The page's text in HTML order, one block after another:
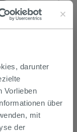
darunter
Vorlieben
über
mit
der